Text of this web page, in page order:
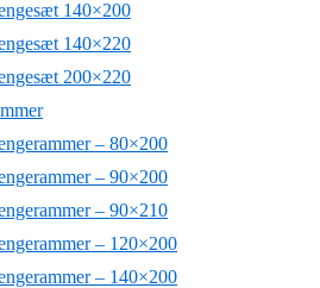
140×200
140×220
200×220
– 80×200
– 90×200
– 90×210
– 120×200
– 140×200